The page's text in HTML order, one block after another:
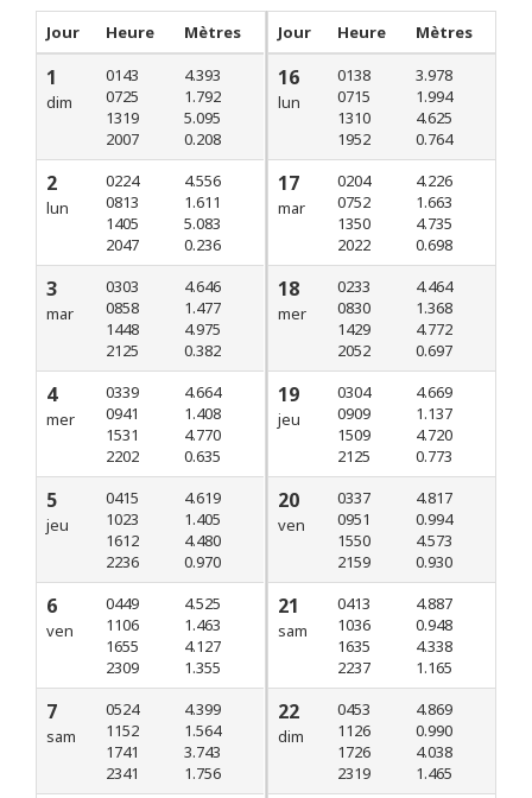
Jour Heure Mètres
1
dim
0143
0725
1319
2007
4.393
1.792
5.095
0.208
2
lun
0224
0813
1405
2047
4.556
1.611
5.083
0.236
3
mar
0303
0858
1448
2125
4.646
1.477
4.975
0.382
4
mer
0339
0941
1531
2202
4.664
1.408
4.770
0.635
5
jeu
0415
1023
1612
2236
4.619
1.405
4.480
0.970
6
ven
0449
1106
1655
2309
4.525
1.463
4.127
1.355
7
sam
0524
1152
1741
2341
4.399
1.564
3.743
1.756
Jour Heure Mètres
16
lun
0138
0715
1310
1952
3.978
1.994
4.625
0.764
17
mar
0204
0752
1350
2022
4.226
1.663
4.735
0.698
18
mer
0233
0830
1429
2052
4.464
1.368
4.772
0.697
19
jeu
0304
0909
1509
2125
4.669
1.137
4.720
0.773
20
ven
0337
0951
1550
2159
4.817
0.994
4.573
0.930
21
sam
0413
1036
1635
2237
4.887
0.948
4.338
1.165
22
dim
0453
1126
1726
2319
4.869
0.990
4.038
1.465